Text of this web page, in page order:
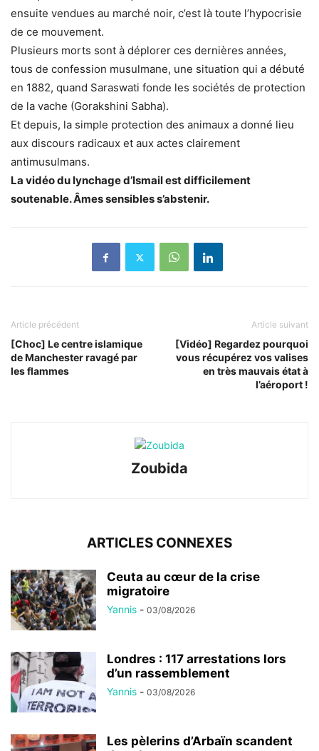
ensuite vendues au marché noir, c’est là toute l’hypocrisie
de ce mouvement.
Plusieurs morts sont à déplorer ces dernières années,
tous de confession musulmane, une situation qui a débuté
en 1882, quand Saraswati fonde les sociétés de protection
de la vache (Gorakshini Sabha).
Et depuis, la simple protection des animaux a donné lieu
aux discours radicaux et aux actes clairement
antimusulmans.
La vidéo du lynchage d’Ismail est difficilement
soutenable. Âmes sensibles s’abstenir.
Article précédent
[Choc] Le centre islamique
de Manchester ravagé par
les flammes
Article suivant
[Vidéo] Regardez pourquoi
vous récupérez vos valises
en très mauvais état à
l’aéroport !
Zoubida
ARTICLES CONNEXES
Ceuta au cœur de la crise
migratoire
Yannis - 03/08/2026
Londres : 117 arrestations lors
d’un rassemblement
Yannis - 03/08/2026
Les pèlerins d’Arbaïn scandent